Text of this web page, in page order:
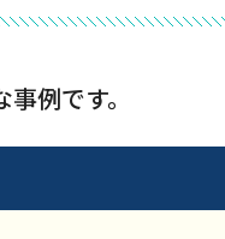
例です。